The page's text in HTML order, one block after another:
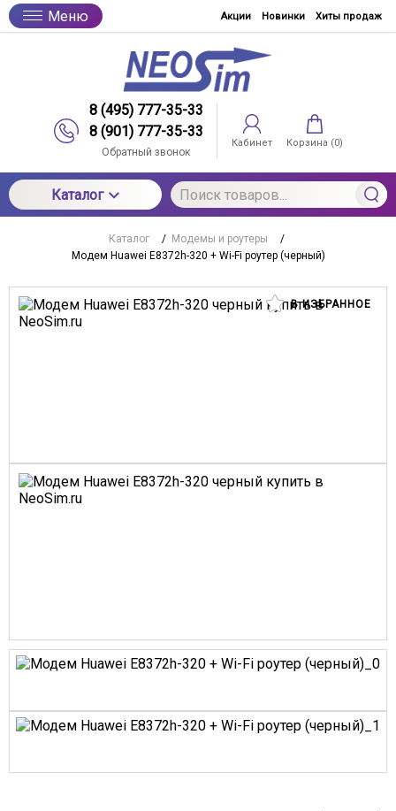
Меню Акции Новинки Хиты продаж
8 (495) 777-35-33
8 (901) 777-35-33
Обратный звонок
Кабинет Корзина (0)
Каталог
Каталог / Модемы и роутеры
/
Модем Huawei E8372h-320 + Wi-Fi роутер (черный)
В ИЗБРАННОЕ